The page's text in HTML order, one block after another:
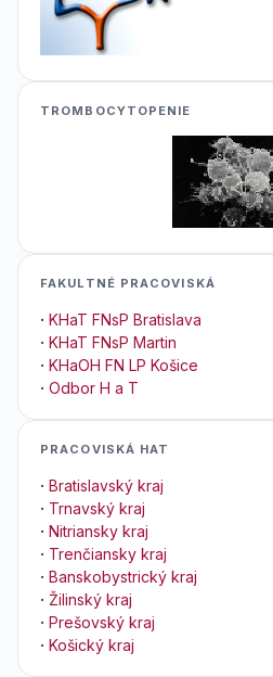
TROMBOCYTOPENIE
FAKULTNÉ PRACOVISKÁ
· KHaT FNsP Bratislava
· KHaT FNsP Martin
· KHaOH FN LP Košice
· Odbor H a T
PRACOVISKÁ HAT
· Bratislavský kraj
· Trnavský kraj
· Nitriansky kraj
· Trenčiansky kraj
· Banskobystrický kraj
· Žilinský kraj
· Prešovský kraj
· Košický kraj